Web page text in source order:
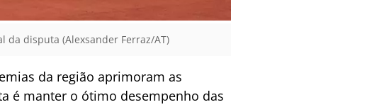
disputa (Alexsander Ferraz/AT)
da região aprimoram as
é manter o ótimo desempenho das